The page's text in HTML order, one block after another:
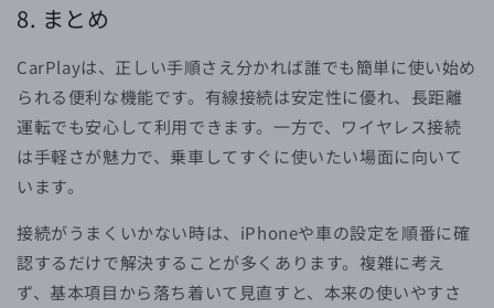
8. まとめ
CarPlayは、正しい手順さえ分かれば誰でも簡単に使い始め
られる便利な機能です。有線接続は安定性に優れ、長距離
運転でも安心して利用できます。一方で、ワイヤレス接続
は手軽さが魅力で、乗車してすぐに使いたい場面に向いて
います。
接続がうまくいかない時は、iPhoneや車の設定を順番に確
認するだけで解決することが多くあります。複雑に考え
ず、基本項目から落ち着いて見直すと、本来の使いやすさ